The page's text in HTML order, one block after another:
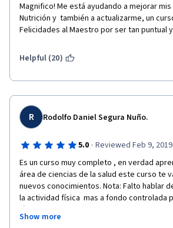
Magnifico! Me está ayudando a mejorar
Nutrición y  también a actualizarme, un
Felicidades al Maestro por ser tan puntual
Helpful (20)
R Rodolfo Daniel Segura Nuño.
5.0 · Reviewed Feb 9, 2019
Es un curso muy completo , en verdad
área de ciencias de la salud este curso te
nuevos conocimientos. Nota: Falto hablar
la actividad física  mas a fondo controlada
física y deportes (Ciencias de la salud-
física), Creo que es conveniente  recalcar
Show more